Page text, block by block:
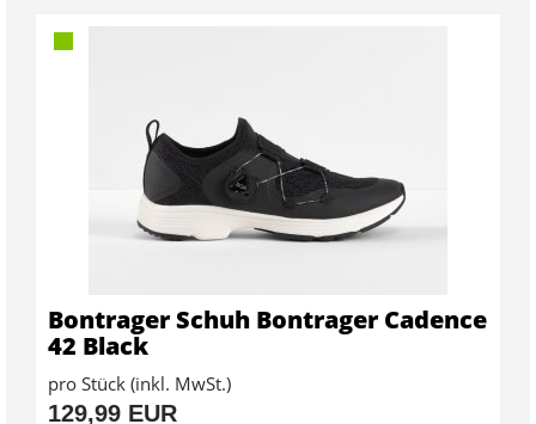
Bontrager Schuh Bontrager Cadence
42 Black
pro Stück (inkl. MwSt.)
129,99 EUR